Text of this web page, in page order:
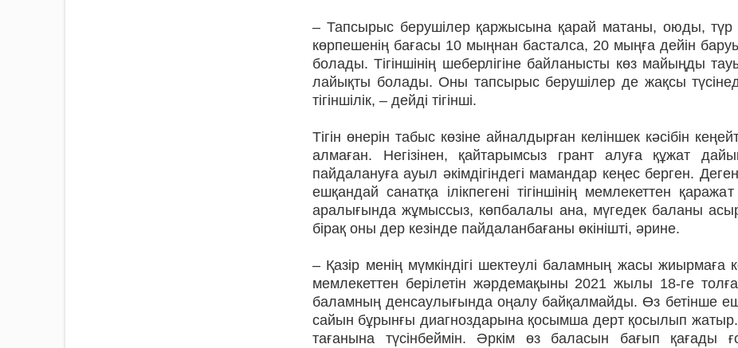
– Тапсырыс берушілер қаржы­сына қарай матаны, оюды, түр
көрпешенің бағасы 10 мыңнан басталса, 20 мыңға дейін
болады. Тігіншінің шеберлігіне бай­ланысты көз майыңды
ла­йықты болады. Оны тапсырыс бе­­рушілер де жақсы
тігін­шілік, – дейді тігінші.
Тігін өнерін табыс көзіне айнал­дырған келіншек кәсібін
алмаған. Негізінен, қайтарымсыз грант алуға құжат
пайдалану­ға ауыл әкімдігіндегі мамандар ке­ңес берген.
ешқандай са­натқа ілікпегені тігіншінің мемле­кеттен
аралығында жұ­мыссыз, көпбалалы ана, мүгедек ба­ланы
бірақ оны дер ке­зінде пайдаланбағаны өкінішті, әри­не.
– Қазір менің мүмкіндігі шектеулі баламның жасы жиырмаға
мемлекеттен берілетін жәрдемақыны 2021 жылы 18-ге
балам­ның денсаулығында оңалу байқал­майды. Өз бетінше
са­йын бұрынғы диагноздарына қосым­ша дерт қосылып жатыр.
та­ғанына түсінбеймін. Әркім өз бала­сын бағып қағады